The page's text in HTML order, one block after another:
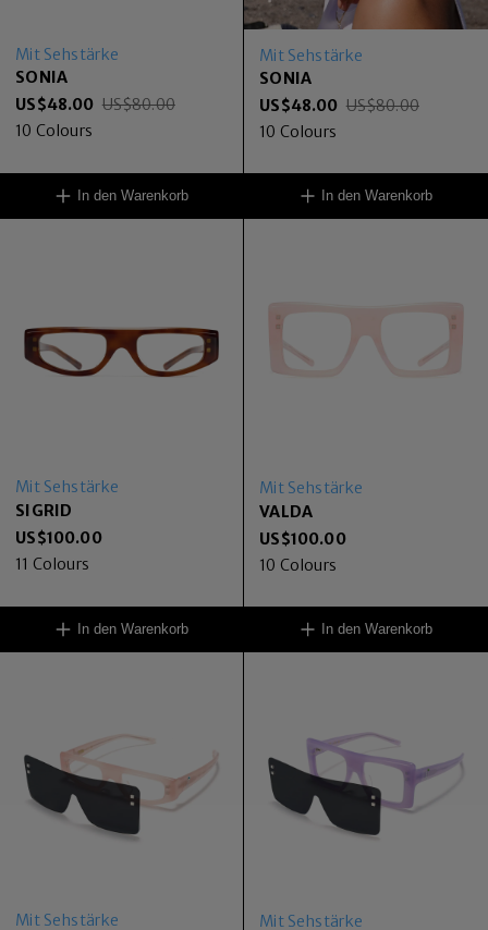
Mit Sehstärke
SONIA
US$48.00 US$80.00
10 Colours
In den Warenkorb
Mit Sehstärke
SONIA
US$48.00 US$80.00
10 Colours
In den Warenkorb
Mit Sehstärke
SIGRID
US$100.00
11 Colours
In den Warenkorb
Mit Sehstärke
VALDA
US$100.00
10 Colours
In den Warenkorb
Mit Sehstärke
Mit Sehstärke